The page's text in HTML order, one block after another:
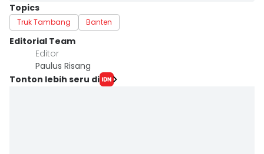
Topics
Truk Tambang Banten
Editorial Team
Editor
Paulus Risang
Tonton lebih seru di